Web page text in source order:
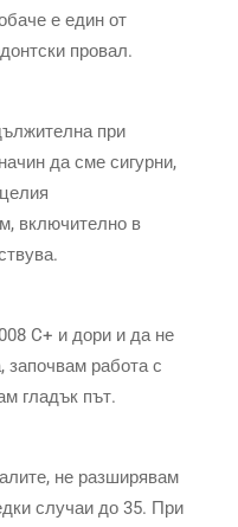
е един от
провал.
при
да сме сигурни,
включително в
C+ и дори и да не
започвам работа с
гладък път.
не разширявам
случаи до 35. При